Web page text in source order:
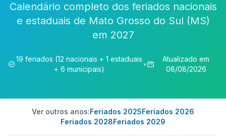
Calendário completo dos feriados nacionais
e estaduais de Mato Grosso do Sul (MS)
em 2027
19 feriados (12 nacionais + 1 estaduais
+ 6 municipais)
•
Atualizado em
08/08/2026
Ver outros anos:Feriados 2025Feriados 2026
Feriados 2028Feriados 2029